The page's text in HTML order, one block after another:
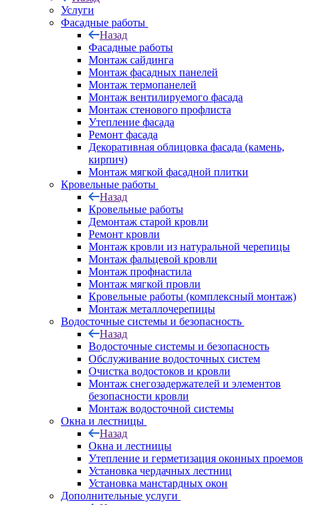
Услуги
Фасадные работы
Назад
Фасадные работы
Монтаж сайдинга
Монтаж фасадных панелей
Монтаж термопанелей
Монтаж вентилируемого фасада
Монтаж стенового профлиста
Утепление фасада
Ремонт фасада
Декоративная облицовка фасада (камень,
кирпич)
Монтаж мягкой фасадной плитки
Кровельные работы
Назад
Кровельные работы
Демонтаж старой кровли
Ремонт кровли
Монтаж кровли из натуральной черепицы
Монтаж фальцевой кровли
Монтаж профнастила
Монтаж мягкой провли
Кровельные работы (комплексный монтаж)
Монтаж металлочерепицы
Водосточные системы и безопасность
Назад
Водосточные системы и безопасность
Обслуживание водосточных систем
Очистка водостоков и кровли
Монтаж снегозадержателей и элементов
безопасности кровли
Монтаж водосточной системы
Окна и лестницы
Назад
Окна и лестницы
Утепление и герметизация оконных проемов
Установка чердачных лестниц
Установка манстардных окон
Дополнительные услуги